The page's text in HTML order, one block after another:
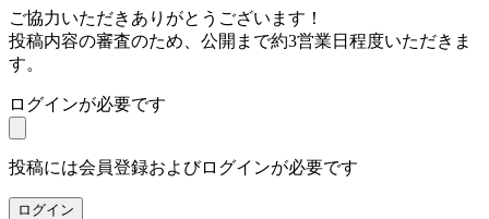
ご協力いただきありがとうございます！
投稿内容の審査のため、公開まで約3営業日程度いただきま
す。
ログインが必要です
投稿には会員登録およびログインが必要です
ログイン